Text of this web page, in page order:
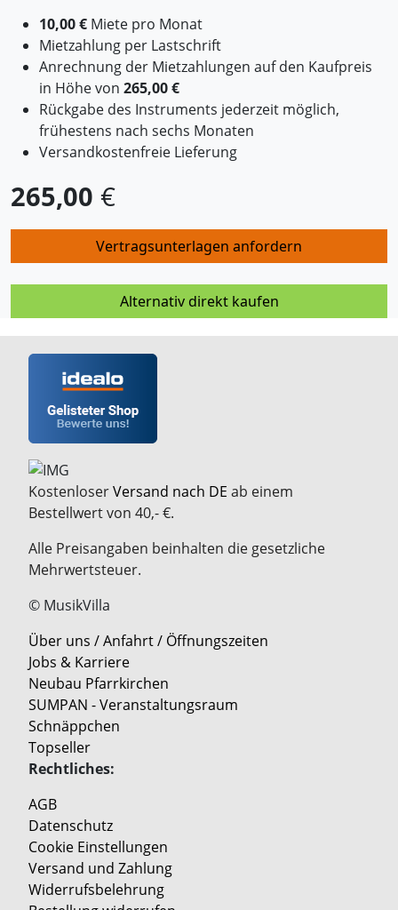
10,00 € Miete pro Monat
Mietzahlung per Lastschrift
Anrechnung der Mietzahlungen auf den Kaufpreis
in Höhe von 265,00 €
Rückgabe des Instruments jederzeit möglich,
frühestens nach sechs Monaten
Versandkostenfreie Lieferung
265,00 €
Vertragsunterlagen anfordern
Alternativ direkt kaufen
KostenloserVersand nach DE ab einem
Bestellwert von 40,- €.
Alle Preisangaben beinhalten die gesetzliche
Mehrwertsteuer.
© MusikVilla
Über uns / Anfahrt / Öffnungszeiten
Jobs & Karriere
Neubau Pfarrkirchen
SUMPAN - Veranstaltungsraum
Schnäppchen
Topseller
Rechtliches:
AGB
Datenschutz
Cookie Einstellungen
Versand und Zahlung
Widerrufsbelehrung